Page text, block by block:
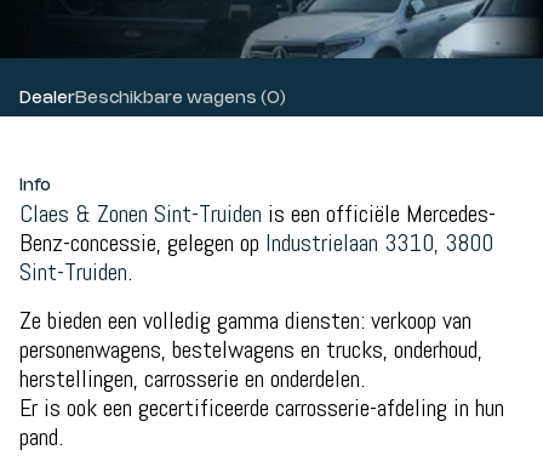
DealerBeschikbare wagens (0)
Info
Claes & Zonen Sint-Truiden is een officiële Mercedes-
Benz-concessie, gelegen op Industrielaan 3310, 3800
Sint-Truiden.
Ze bieden een volledig gamma diensten: verkoop van
personenwagens, bestelwagens en trucks, onderhoud,
herstellingen, carrosserie en onderdelen.
Er is ook een gecertificeerde carrosserie-afdeling in hun
pand.